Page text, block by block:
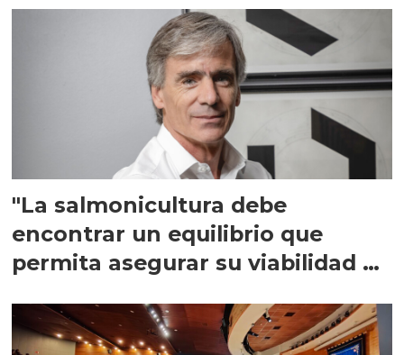
"La salmonicultura debe
encontrar un equilibrio que
permita asegurar su viabilidad de